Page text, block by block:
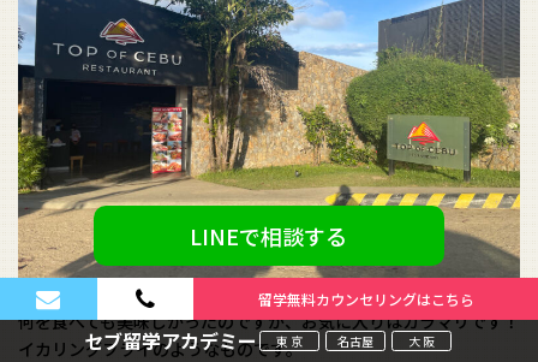
何を食べても美味しかったのですが、お気に入りはカラマリです！
イカリングフライのようなものです。
LINEで相談する
留学無料カウンセリングはこちら
セブ留学アカデミー 東 京 名古屋 大 阪